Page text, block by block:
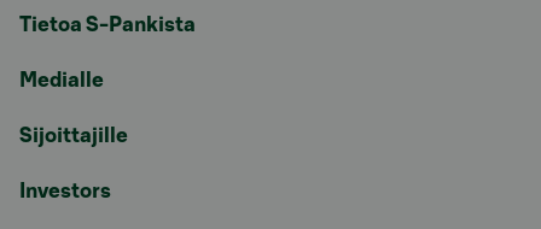
Tietoa S-Pankista
Medialle
Sijoittajille
Investors